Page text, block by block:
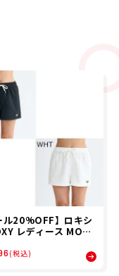
ル20%OFF】ロキシ
レディース MORN
ーツ 水着 トランクス
RBS255011 26SP
(税込)